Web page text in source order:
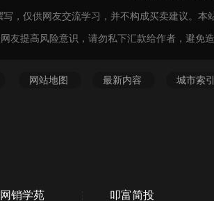
，仅供网友交流学习，并不构成买卖建议。
友提高风险意识，请勿私下汇款给作者，避免造
网站地图 最新内容 城市索引
销学苑 叩富简投